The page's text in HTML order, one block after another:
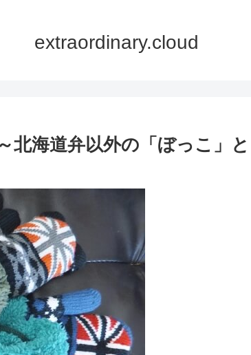
extraordinary.cloud
北海道弁以外の「ぼっこ」と